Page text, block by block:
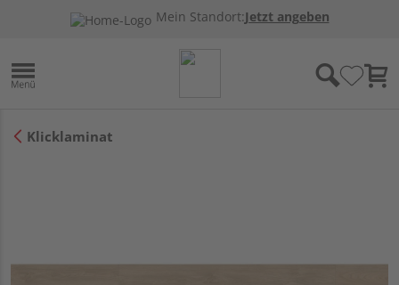
Mein Standort:Jetzt angeben
Klicklaminat